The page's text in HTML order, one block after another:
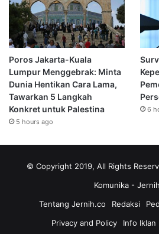
Poros Jakarta-Kuala
Lumpur Menggebrak: Minta
Dunia Hentikan Cara Lama,
Tawarkan 5 Langkah
Konkret untuk Palestina
5 hours ago
6
© Copyright 2019, All Rights
Komunika -
Tentang Jernih.co
Redaksi
Privacy and Policy
Info Iklan